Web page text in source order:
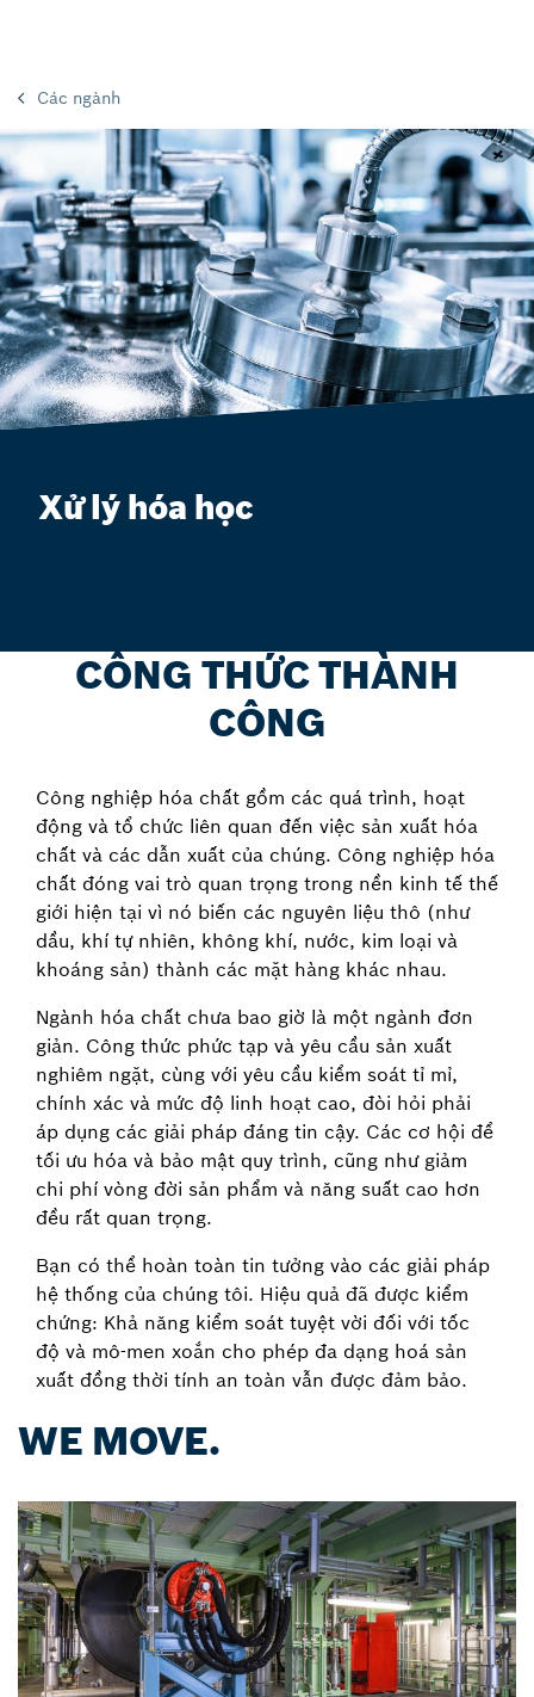
Các ngành
Xử lý hóa học
CÔNG THỨC THÀNH
CÔNG
Công nghiệp hóa chất gồm các quá trình, hoạt
động và tổ chức liên quan đến việc sản xuất hóa
chất và các dẫn xuất của chúng. Công nghiệp hóa
chất đóng vai trò quan trọng trong nền kinh tế thế
giới hiện tại vì nó biến các nguyên liệu thô (như
dầu, khí tự nhiên, không khí, nước, kim loại và
khoáng sản) thành các mặt hàng khác nhau.
Ngành hóa chất chưa bao giờ là một ngành đơn
giản. Công thức phức tạp và yêu cầu sản xuất
nghiêm ngặt, cùng với yêu cầu kiểm soát tỉ mỉ,
chính xác và mức độ linh hoạt cao, đòi hỏi phải
áp dụng các giải pháp đáng tin cậy. Các cơ hội để
tối ưu hóa và bảo mật quy trình, cũng như giảm
chi phí vòng đời sản phẩm và năng suất cao hơn
đều rất quan trọng.
Bạn có thể hoàn toàn tin tưởng vào các giải pháp
hệ thống của chúng tôi. Hiệu quả đã được kiểm
chứng: Khả năng kiểm soát tuyệt vời đối với tốc
độ và mô-men xoắn cho phép đa dạng hoá sản
xuất đồng thời tính an toàn vẫn được đảm bảo.
WE MOVE.